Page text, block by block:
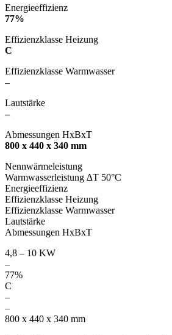
Energieeffizienz
77%
Effizienzklasse Heizung
C
Effizienzklasse Warmwasser
–
Lautstärke
–
Abmessungen HxBxT
800 x 440 x 340 mm
Nennwärmeleistung
Warmwasserleistung ∆T 50°C
Energieeffizienz
Effizienzklasse Heizung
Effizienzklasse Warmwasser
Lautstärke
Abmessungen HxBxT
4,8 – 10 KW
–
77%
C
–
–
800 x 440 x 340 mm